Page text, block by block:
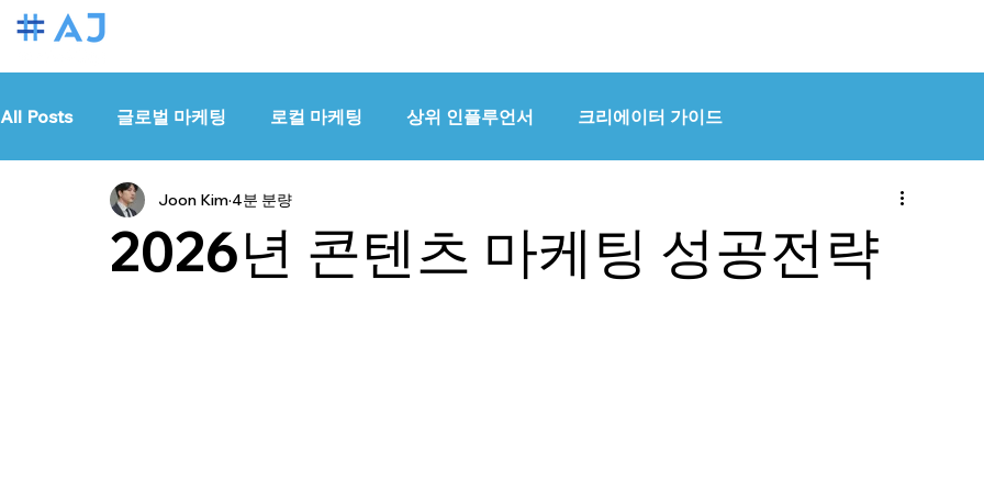
All Posts 글로벌 마케팅 로컬 마케팅 상위 인플루언서 크리에이터 가이드
2026년 콘텐츠 마케팅 성공전략
Joon Kim 4분 분량